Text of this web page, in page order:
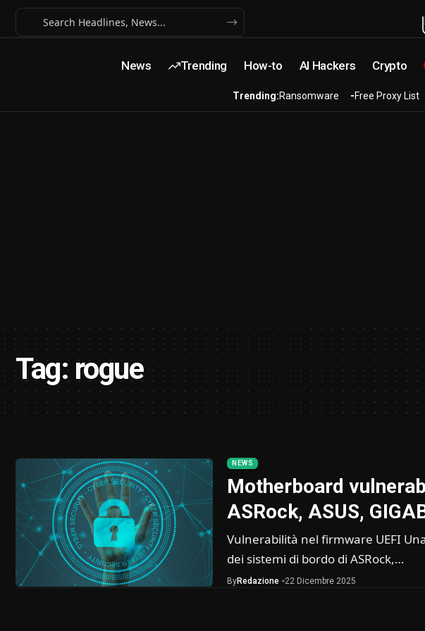
News Trending How-to AI Hackers Crypto
Trending:Ransomware Free Proxy List
Tag: rogue
NEWS
Motherboard
ASRock, ASUS,
Vulnerabilità nel firmware UEFI
dei sistemi di bordo di ASRock,…
ByRedazione 22 Dicembre 2025